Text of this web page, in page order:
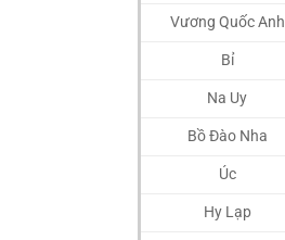
Vương Quốc Anh
Bỉ
Na Uy
Bồ Đào Nha
Úc
Hy Lạp